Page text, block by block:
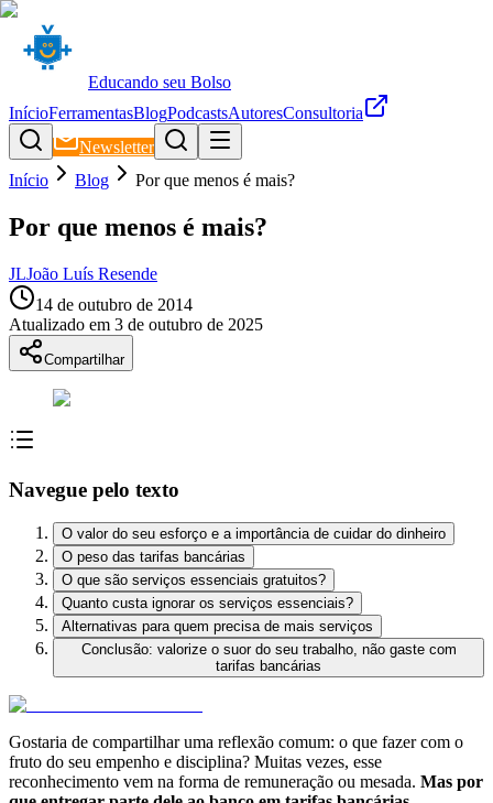
Educando seu Bolso
InícioFerramentasBlogPodcastsAutoresConsultoria
Newsletter
Início
Blog Por que menos é mais?
Por que menos é mais?
JLJoão Luís Resende
14 de outubro de 2014
Atualizado em 3 de outubro de 2025
Compartilhar
Navegue pelo texto
O valor do seu esforço e a importância de cuidar do dinheiro
O peso das tarifas bancárias
O que são serviços essenciais gratuitos?
Quanto custa ignorar os serviços essenciais?
Alternativas para quem precisa de mais serviços
Conclusão: valorize o suor do seu trabalho, não gaste com
tarifas bancárias
Gostaria de compartilhar uma reflexão comum: o que fazer com o
fruto do seu empenho e disciplina? Muitas vezes, esse
reconhecimento vem na forma de remuneração ou mesada. Mas por